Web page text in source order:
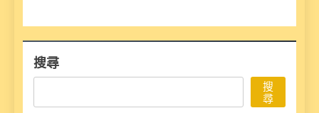
搜尋
搜
尋